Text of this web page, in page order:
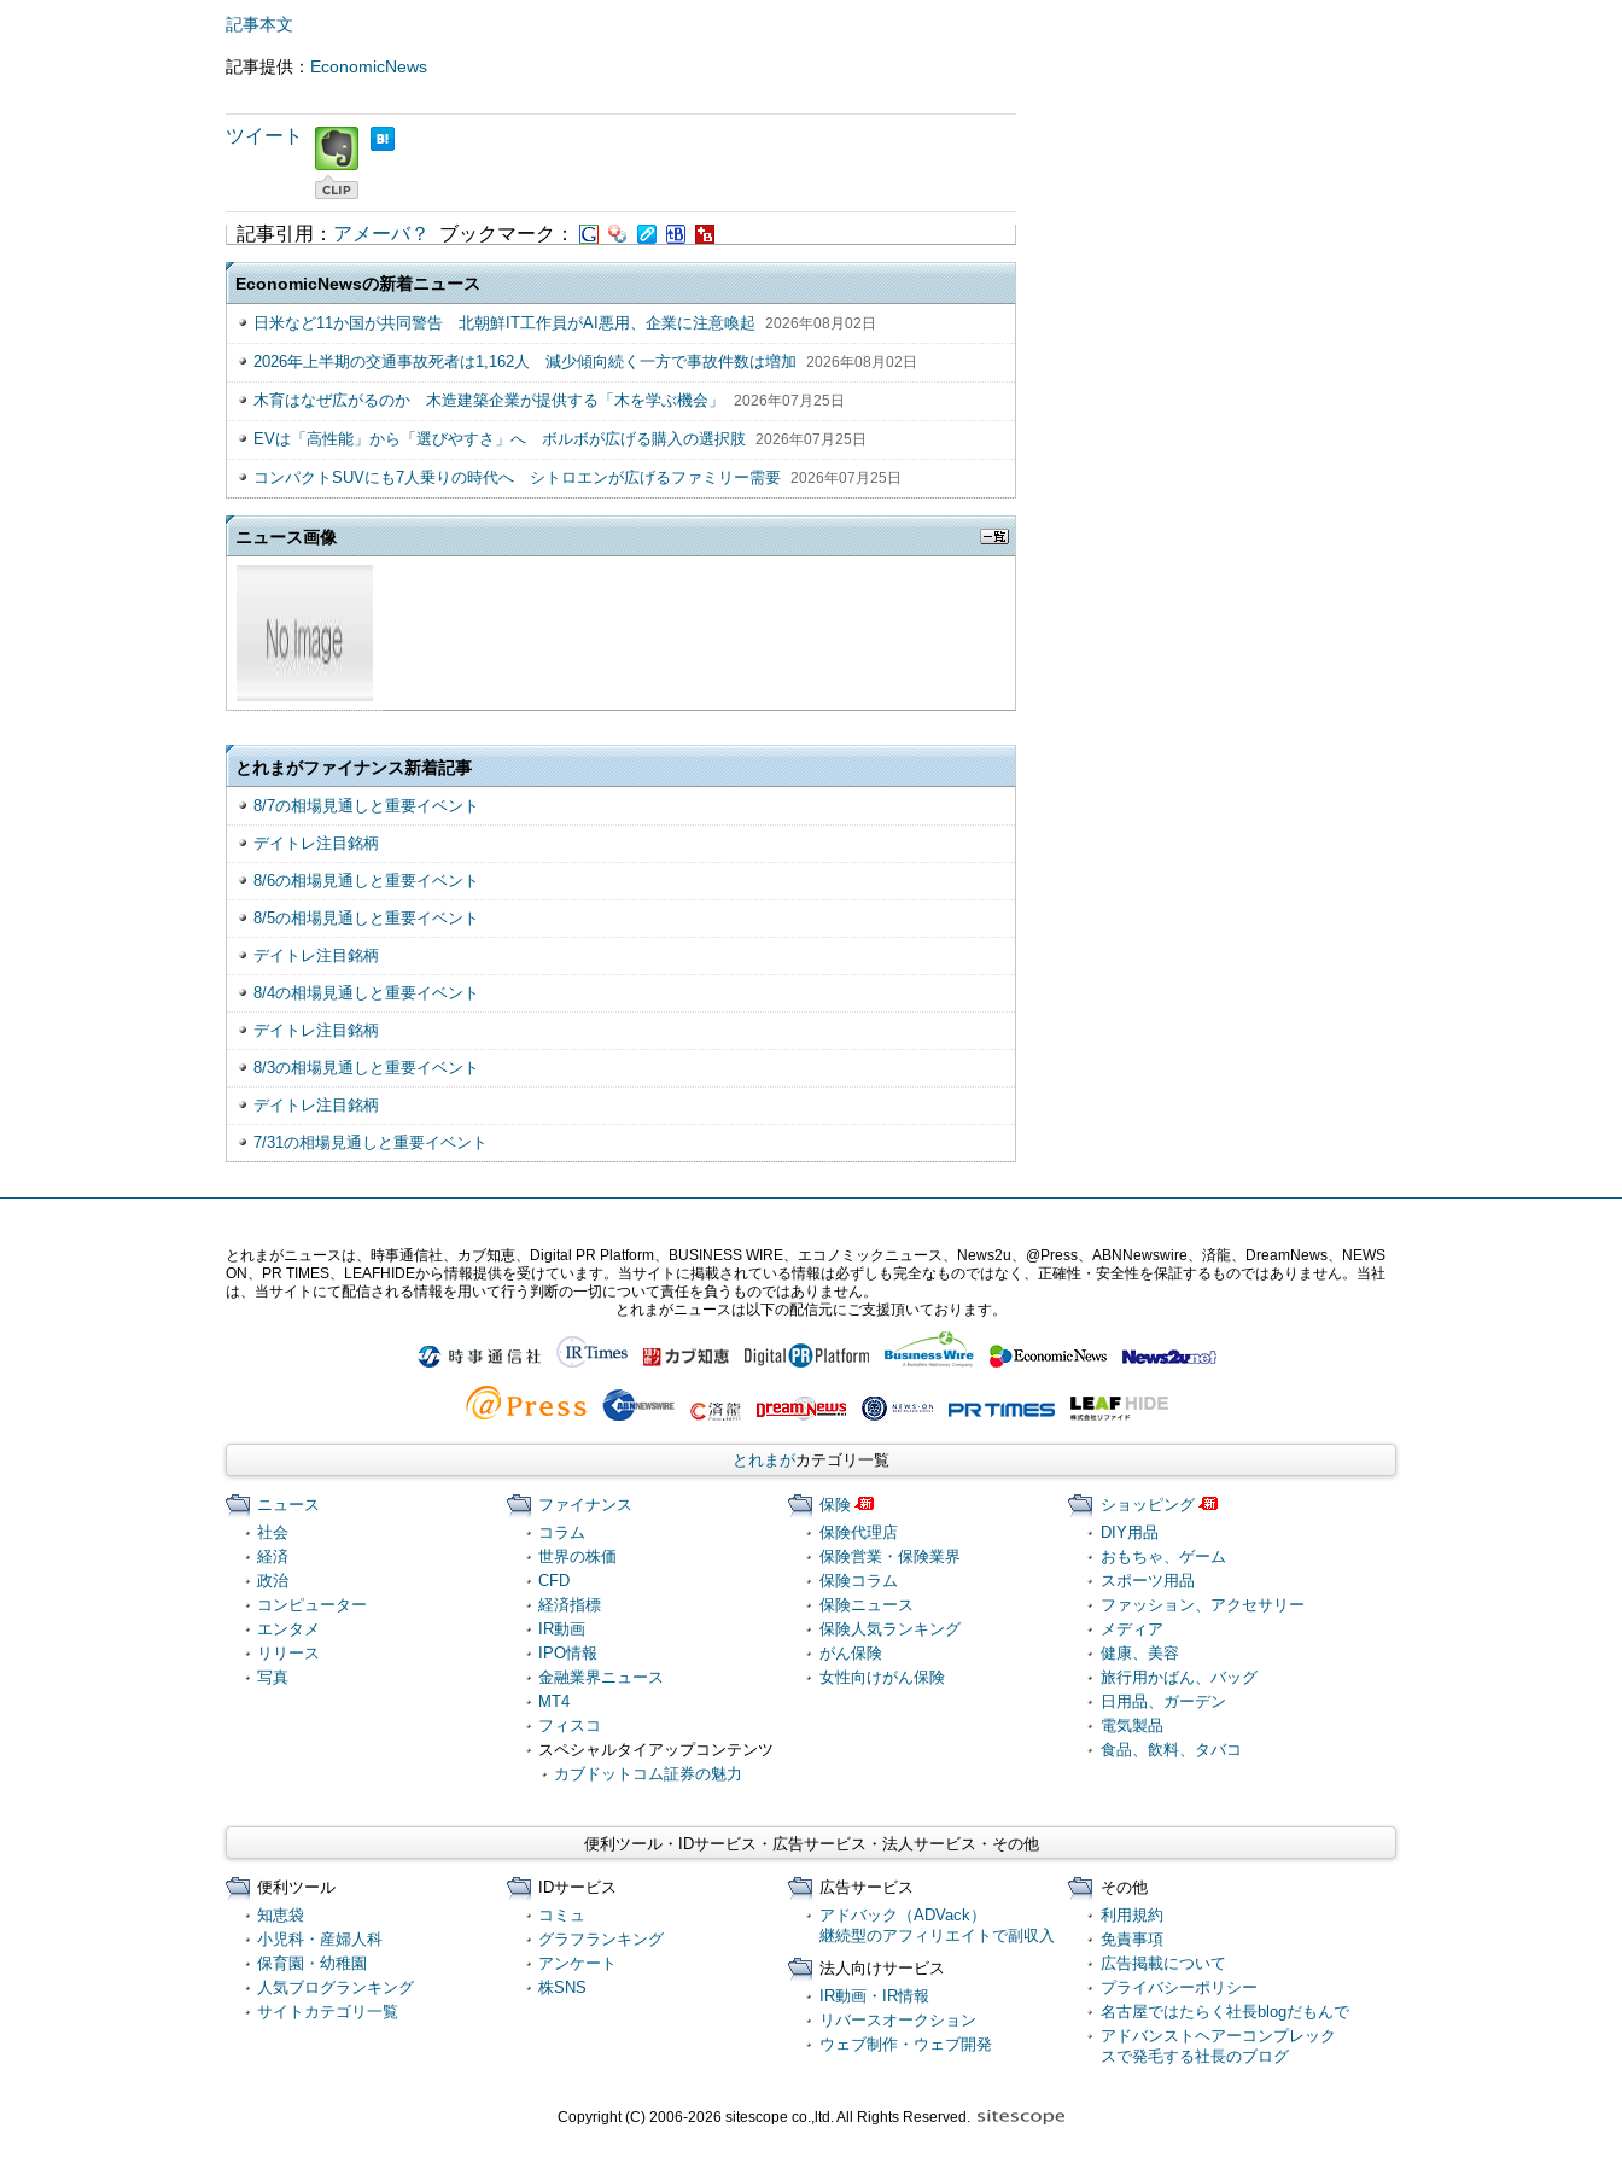
記事本文
記事提供： EconomicNews
ツイート
記事引用： アメーバ？ ブックマーク：
EconomicNewsの新着ニュース
日米など11か国が共同警告 北朝鮮IT工作員がAI悪用、企業に注意喚起 2026年08月02日
2026年上半期の交通事故死者は1,162人 減少傾向続く一方で事故件数は増加 2026年08月02日
木育はなぜ広がるのか 木造建築企業が提供する「木を学ぶ機会」 2026年07月25日
EVは「高性能」から「選びやすさ」へ ボルボが広げる購入の選択肢 2026年07月25日
コンパクトSUVにも7人乗りの時代へ シトロエンが広げるファミリー需要 2026年07月25日
ニュース画像
とれまがファイナンス新着記事
8/7の相場見通しと重要イベント
デイトレ注目銘柄
8/6の相場見通しと重要イベント
8/5の相場見通しと重要イベント
デイトレ注目銘柄
8/4の相場見通しと重要イベント
デイトレ注目銘柄
8/3の相場見通しと重要イベント
デイトレ注目銘柄
7/31の相場見通しと重要イベント
とれまがニュースは、時事通信社、カブ知恵、Digital PR Platform、BUSINESS WIRE、エコノミックニュース、News2u、@Press、ABNNewswire、済龍、DreamNews、NEWS
ON、PR TIMES、LEAFHIDEから情報提供を受けています。当サイトに掲載されている情報は必ずしも完全なものではなく、正確性・安全性を保証するものではありません。当社
は、当サイトにて配信される情報を用いて行う判断の一切について責任を負うものではありません。
とれまがニュースは以下の配信元にご支援頂いております。
とれまがカテゴリ一覧
ニュース
社会
経済
政治
コンピューター
エンタメ
リリース
写真
ファイナンス
コラム
世界の株価
CFD
経済指標
IR動画
IPO情報
金融業界ニュース
MT4
フィスコ
スペシャルタイアップコンテンツ
カブドットコム証券の魅力
保険
保険代理店
保険営業・保険業界
保険コラム
保険ニュース
保険人気ランキング
がん保険
女性向けがん保険
ショッピング
DIY用品
おもちゃ、ゲーム
スポーツ用品
ファッション、アクセサリー
メディア
健康、美容
旅行用かばん、バッグ
日用品、ガーデン
電気製品
食品、飲料、タバコ
便利ツール・IDサービス・広告サービス・法人サービス・その他
便利ツール
知恵袋
小児科・産婦人科
保育園・幼稚園
人気ブログランキング
サイトカテゴリ一覧
IDサービス
コミュ
グラフランキング
アンケート
株SNS
広告サービス
アドバック（ADVack）
継続型のアフィリエイトで副収入
法人向けサービス
IR動画・IR情報
リバースオークション
ウェブ制作・ウェブ開発
その他
利用規約
免責事項
広告掲載について
プライバシーポリシー
名古屋ではたらく社長blogだもんで
アドバンストヘアーコンプレック
スで発毛する社長のブログ
Copyright (C) 2006-2026 sitescope co.,ltd. All Rights Reserved.